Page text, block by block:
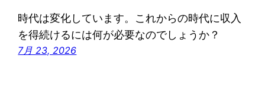
時代は変化しています。これからの時代に収入
を得続けるには何が必要なのでしょうか？
7月 23, 2026